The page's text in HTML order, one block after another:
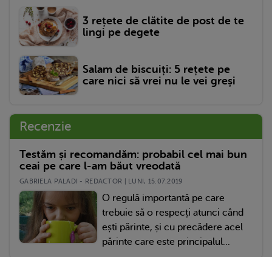
3 rețete de clătite de post de te
lingi pe degete
Salam de biscuiți: 5 rețete pe
care nici să vrei nu le vei greși
Recenzie
Testăm și recomandăm: probabil cel mai bun
ceai pe care l-am băut vreodată
GABRIELA PALADI - REDACTOR | LUNI, 15.07.2019
O regulă importantă pe care
trebuie să o respecți atunci când
ești părinte, și cu precădere acel
părinte care este principalul...